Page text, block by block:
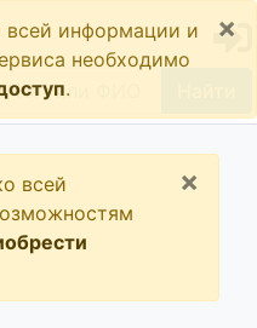
всей информации и
необходимо
.
×
всей
×